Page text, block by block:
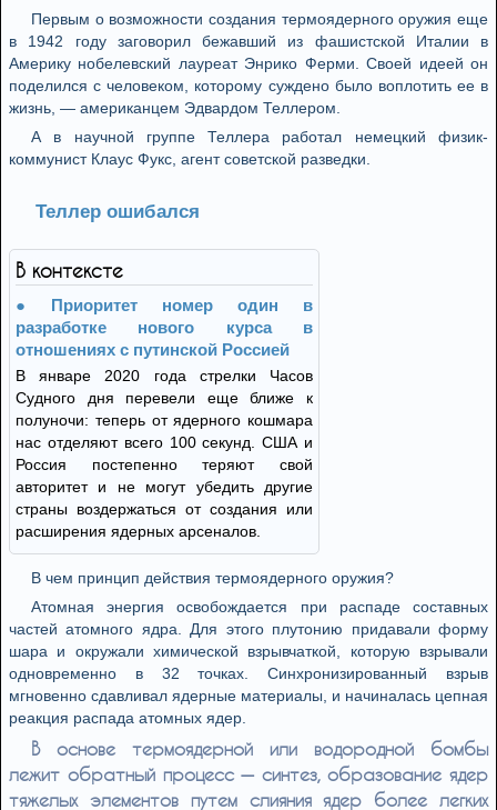
Первым о возможности создания термоядерного оружия еще
в 1942 году заговорил бежавший из фашистской Италии в
Америку нобелевский лауреат Энрико Ферми. Своей идеей он
поделился с человеком, которому суждено было воплотить ее в
жизнь, — американцем Эдвардом Теллером.
А в научной группе Теллера работал немецкий физик-
коммунист Клаус Фукс, агент советской разведки.
Теллер ошибался
В контексте
Приоритет номер один в
разработке нового курса в
отношениях с путинской Россией
В январе 2020 года стрелки Часов
Судного дня перевели еще ближе к
полуночи: теперь от ядерного кошмара
нас отделяют всего 100 секунд. США и
Россия постепенно теряют свой
авторитет и не могут убедить другие
страны воздержаться от создания или
расширения ядерных арсеналов.
В чем принцип действия термоядерного оружия?
Атомная энергия освобождается при распаде составных
частей атомного ядра. Для этого плутонию придавали форму
шара и окружали химической взрывчаткой, которую взрывали
одновременно в 32 точках. Синхронизированный взрыв
мгновенно сдавливал ядерные материалы, и начиналась цепная
реакция распада атомных ядер.
В основе термоядерной или водородной бомбы
лежит обратный процесс — синтез, образование ядер
тяжелых элементов путем слияния ядер более легких